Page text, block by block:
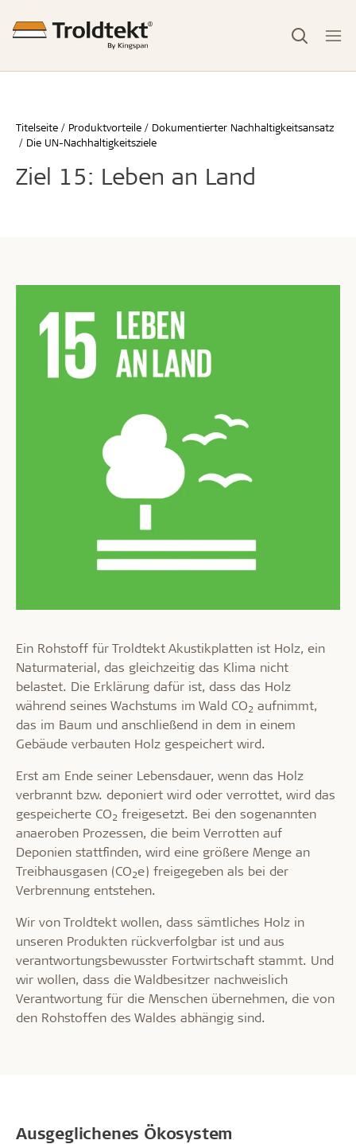
Titelseite Produktvorteile
Dokumentierter Nachhaltigkeitsansatz
Die UN-Nachhaltigkeitsziele
Ziel 15: Leben an Land
Ein Rohstoff für Troldtekt Akustikplatten ist Holz, ein
Naturmaterial, das gleichzeitig das Klima nicht
belastet. Die Erklärung dafür ist, dass das Holz
während seines Wachstums im Wald CO2 aufnimmt,
das im Baum und anschließend in dem in einem
Gebäude verbauten Holz gespeichert wird.
Erst am Ende seiner Lebensdauer, wenn das Holz
verbrannt bzw. deponiert wird oder verrottet, wird das
gespeicherte CO2 freigesetzt. Bei den sogenannten
anaeroben Prozessen, die beim Verrotten auf
Deponien stattfinden, wird eine größere Menge an
Treibhausgasen (CO2e) freigegeben als bei der
Verbrennung entstehen.
Wir von Troldtekt wollen, dass sämtliches Holz in
unseren Produkten rückverfolgbar ist und aus
verantwortungsbewusster Fortwirtschaft stammt. Und
wir wollen, dass die Waldbesitzer nachweislich
Verantwortung für die Menschen übernehmen, die von
den Rohstoffen des Waldes abhängig sind.
Ausgeglichenes Ökosystem